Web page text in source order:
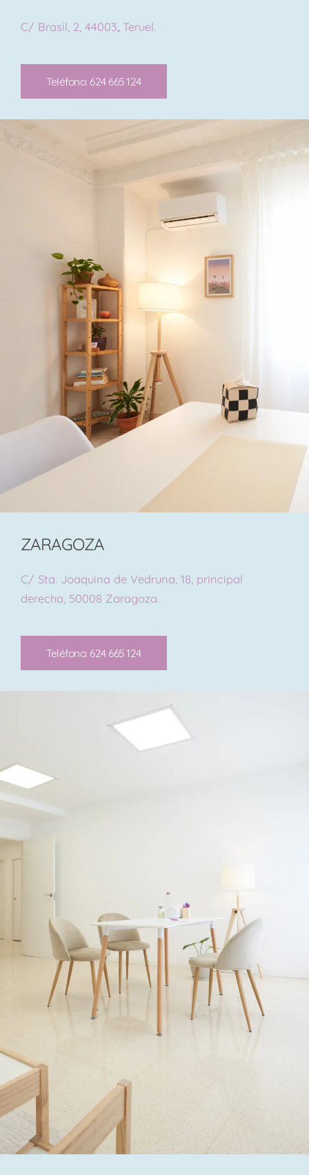
C/ Brasil, 2, 44003, Teruel.
Teléfono: 624 665 124
ZARAGOZA
C/ Sta. Joaquina de Vedruna, 18, principal
derecha, 50008 Zaragoza.
Teléfono: 624 665 124